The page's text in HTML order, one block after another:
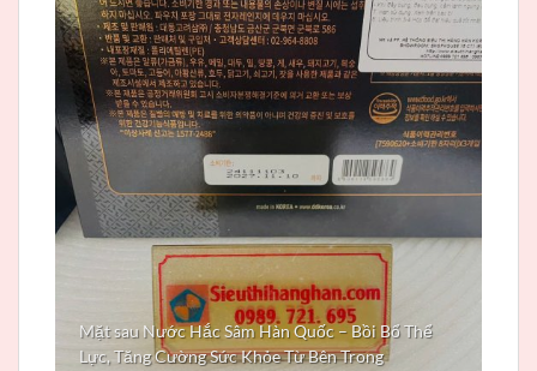
Mặt sau Nước Hắc Sâm Hàn Quốc – Bồi Bổ Thể
Lực, Tăng Cường Sức Khỏe Từ Bên Trong